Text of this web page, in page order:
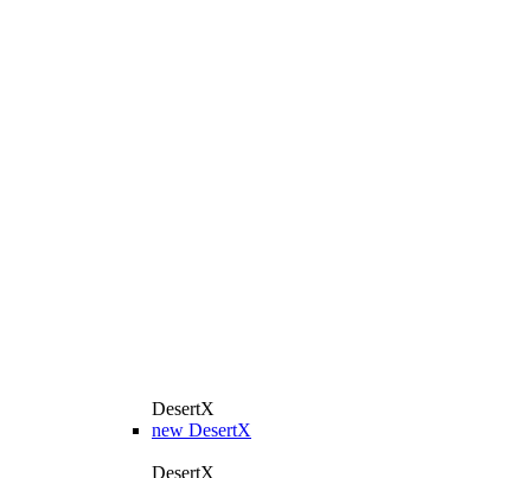
DesertX
new DesertX
DesertX